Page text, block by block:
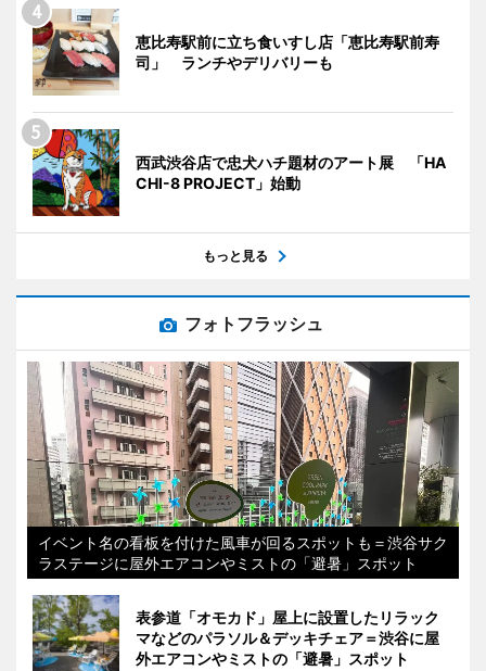
恵比寿駅前に立ち食いすし店「恵比寿駅前寿
司」 ランチやデリバリーも
西武渋谷店で忠犬ハチ題材のアート展 「HA
CHI-8 PROJECT」始動
もっと見る
フォトフラッシュ
イベント名の看板を付けた風車が回るスポットも＝渋谷サク
ラステージに屋外エアコンやミストの「避暑」スポット
表参道「オモカド」屋上に設置したリラック
マなどのパラソル＆デッキチェア＝渋谷に屋
外エアコンやミストの「避暑」スポット